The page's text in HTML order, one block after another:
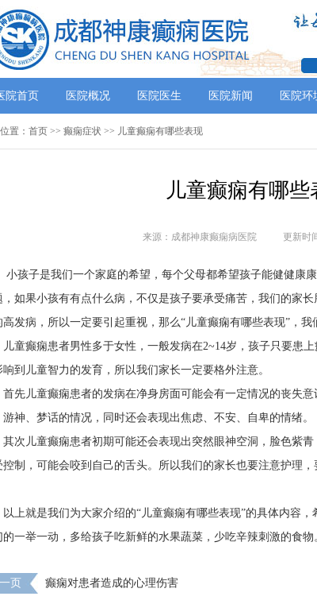
院首页 医院概况 医院医生 医院新闻 医院环
置： 首页 >> 癫痫症状 >> 儿童癫痫有哪些表现
儿童癫痫有哪些
来源：成都神康癫痫病医院 更新时
小孩子是我们一个家庭的希望，每个父母都希望孩子能健健康
，如果小孩有有点什么病，不仅是孩子要承受痛苦，我们的家
高发病，所以一定要引起重视，那么“儿童癫痫有哪些表现”，我
儿童癫痫患者男性多于女性，一般发病在2~14岁，孩子只要患
响到儿童智力的发育，所以我们家长一定要格外注意。
首先儿童癫痫患者的发病在净身房面可能会有一定情况的丧失
游神、梦话的情况，同时还会表现出焦虑、不安、自卑的情绪。
其次儿童癫痫患者初期可能还会表现出突然眼神空洞，脸色紫
控制，可能会咬到自己的舌头。所以我们的家长也要注意护理
以上就是我们为大家介绍的“儿童癫痫有哪些表现”的具体内容
的一举一动，多给孩子吃新鲜的水果蔬菜，少吃辛辣刺激的食物
页 癫痫对患者造成的心理伤害